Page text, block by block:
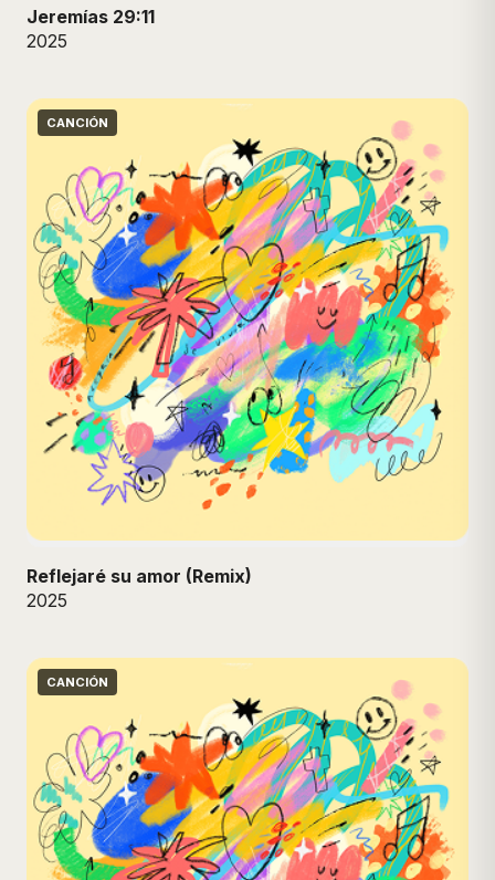
Jeremías 29:11
2025
CANCIÓN
Reflejaré su amor (Remix)
2025
CANCIÓN